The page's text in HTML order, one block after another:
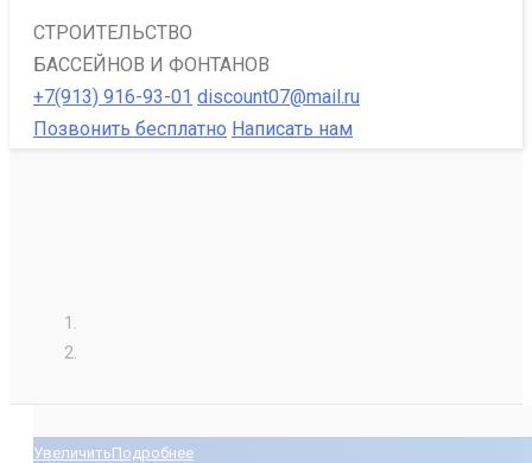
СТРОИТЕЛЬСТВО
БАССЕЙНОВ И ФОНТАНОВ
+7(913) 916-93-01 discount07@mail.ru
Позвонить бесплатно Написать нам
УвеличитьПодробнее